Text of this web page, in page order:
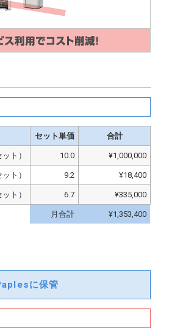
セット単価 合計
ト） 10.0 ¥1,000,000
ト） 9.2 ¥18,400
ト） 6.7 ¥335,000
月合計 ¥1,353,400
に保管